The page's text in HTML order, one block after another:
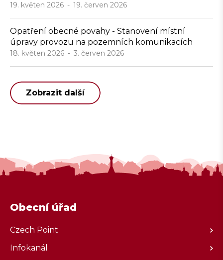
19. květen 2026 19. červen 2026
Opatření obecné povahy - Stanovení místní
úpravy provozu na pozemních komunikacích
18. květen 2026 3. červen 2026
Zobrazit další
Obecní úřad
Czech Point
Infokanál